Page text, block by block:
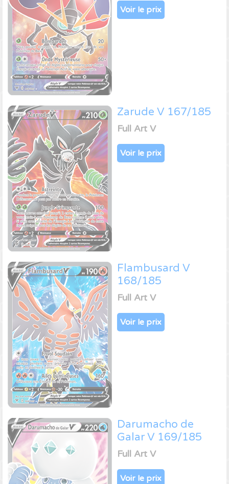
Voir le prix
Zarude V 167/185
Full Art V
Voir le prix
Flambusard V
168/185
Full Art V
Voir le prix
Darumacho de
Galar V 169/185
Full Art V
Voir le prix